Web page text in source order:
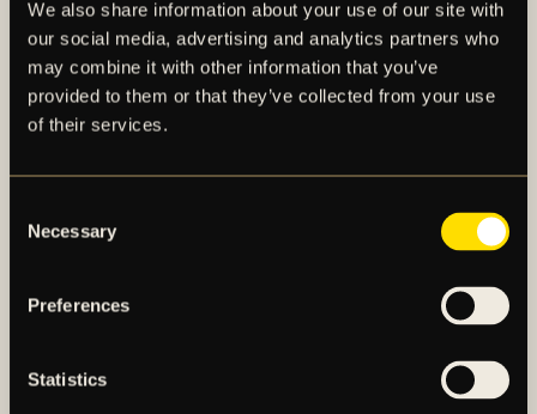
We also share information about your use of our site with
our social media, advertising and analytics partners who
may combine it with other information that you’ve
provided to them or that they’ve collected from your use
of their services.
Selection
Necessary
Preferences
Statistics
Kommunikations- och Hållbarhetschef hos Eleda
Group.
- Det är när vi samverkar som vi gör skillnad på
samverkar kan vi flytta människor från ett ställe till
vardag skapar vi en miljö där den unga utövaren blir
Ingemar Queckfeldt, Head of Sponsorship hos Eleda
Samarbetet är initialt avtalat till och med den 31